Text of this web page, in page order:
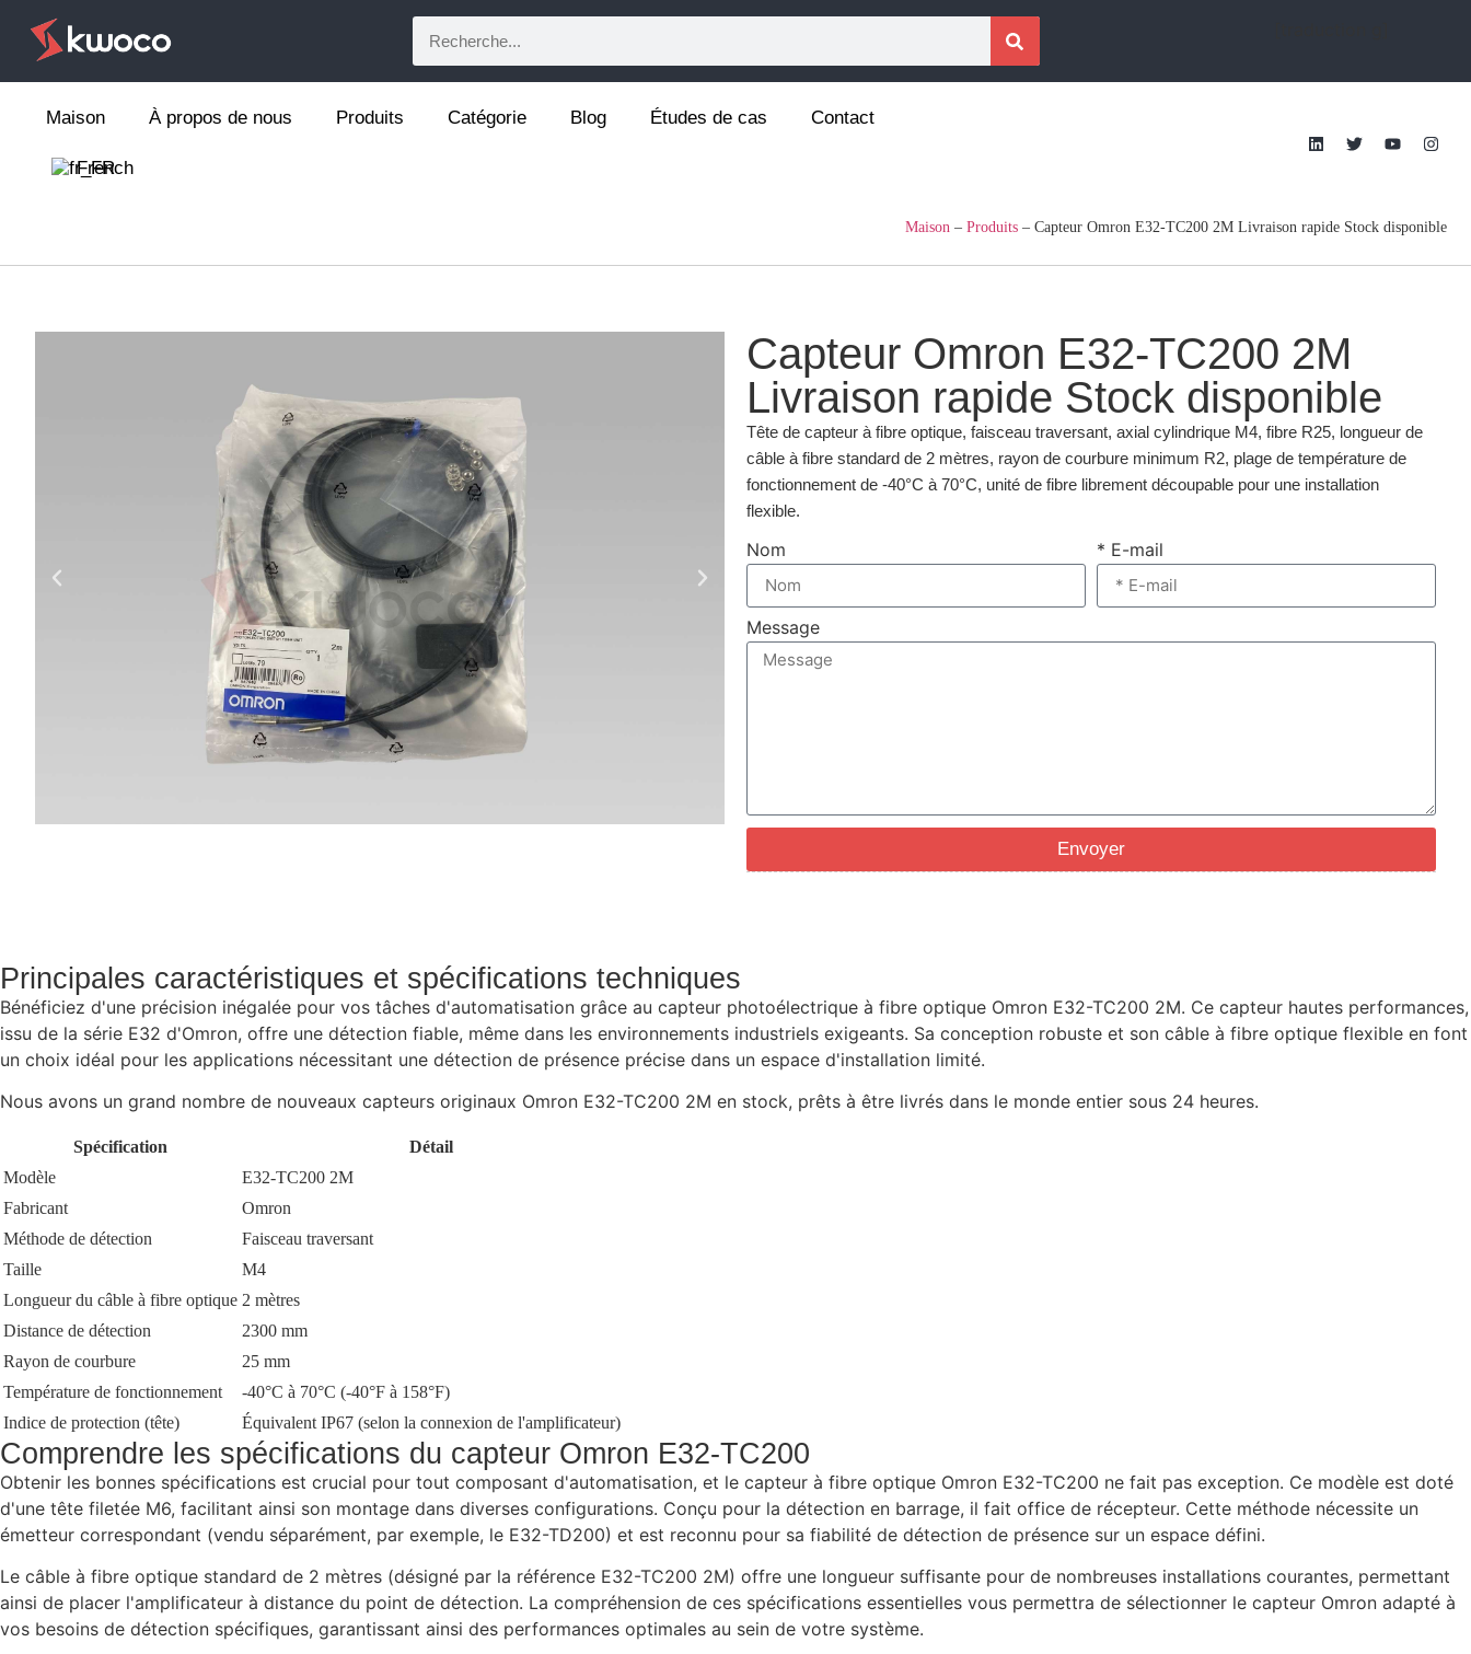
Maison À propos de nous Produits Catégorie Blog Études de cas Contact
French
Maison – Produits – Capteur Omron E32-TC200 2M Livraison rapide Stock disponible
Capteur Omron E32-TC200 2M
Livraison rapide Stock disponible
Tête de capteur à fibre optique, faisceau traversant, axial cylindrique M4, fibre R25, longueur de
câble à fibre standard de 2 mètres, rayon de courbure minimum R2, plage de température de
fonctionnement de -40°C à 70°C, unité de fibre librement découpable pour une installation
flexible.
Nom * E-mail
Message
Envoyer
Principales caractéristiques et spécifications techniques
Bénéficiez d'une précision inégalée pour vos tâches d'automatisation grâce au capteur photoélectrique à fibre optique Omron E32-TC200 2M. Ce capteur hautes performances,
issu de la série E32 d'Omron, offre une détection fiable, même dans les environnements industriels exigeants. Sa conception robuste et son câble à fibre optique flexible en font
un choix idéal pour les applications nécessitant une détection de présence précise dans un espace d'installation limité.
Nous avons un grand nombre de nouveaux capteurs originaux Omron E32-TC200 2M en stock, prêts à être livrés dans le monde entier sous 24 heures.
Spécification
Détail
Modèle
E32-TC200 2M
Fabricant
Omron
Méthode de détection
Faisceau traversant
Taille
M4
Longueur du câble à fibre optique 2 mètres
Distance de détection
2300 mm
Rayon de courbure
25 mm
Température de fonctionnement
-40°C à 70°C (-40°F à 158°F)
Indice de protection (tête)
Équivalent IP67 (selon la connexion de l'amplificateur)
Comprendre les spécifications du capteur Omron E32-TC200
Obtenir les bonnes spécifications est crucial pour tout composant d'automatisation, et le capteur à fibre optique Omron E32-TC200 ne fait pas exception. Ce modèle est doté
d'une tête filetée M6, facilitant ainsi son montage dans diverses configurations. Conçu pour la détection en barrage, il fait office de récepteur. Cette méthode nécessite un
émetteur correspondant (vendu séparément, par exemple, le E32-TD200) et est reconnu pour sa fiabilité de détection de présence sur un espace défini.
Le câble à fibre optique standard de 2 mètres (désigné par la référence E32-TC200 2M) offre une longueur suffisante pour de nombreuses installations courantes, permettant
ainsi de placer l'amplificateur à distance du point de détection. La compréhension de ces spécifications essentielles vous permettra de sélectionner le capteur Omron adapté à
vos besoins de détection spécifiques, garantissant ainsi des performances optimales au sein de votre système.